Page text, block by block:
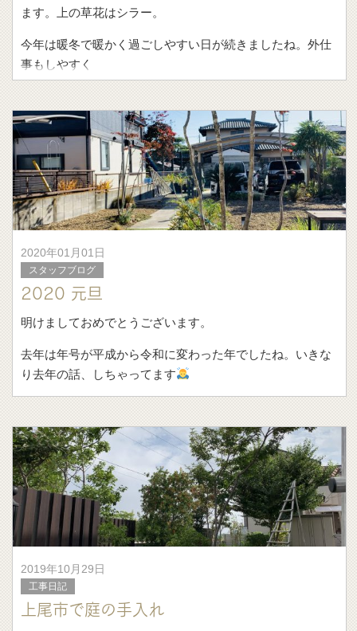
ます。上の草花はシラー。
今年は暖冬で暖かく過ごしやすい日が続きましたね。外仕
事もしやすく
2020年01月01日
スタッフブログ
2020 元旦
明けましておめでとうございます。
去年は年号が平成から令和に変わった年でしたね。いきな
り去年の話、しちゃってます
2019年10月29日
工事日記
上尾市で庭の手入れ